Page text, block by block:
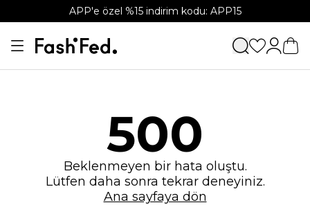
APP'e özel %15 indirim kodu: APP15
500
Beklenmeyen bir hata oluştu.
Lütfen daha sonra tekrar deneyiniz.
Ana sayfaya dön